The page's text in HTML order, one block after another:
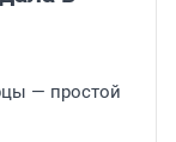
— простой